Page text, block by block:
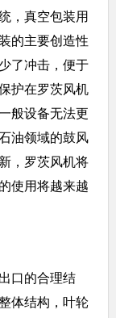
，真空包装用
的主要创造性
了冲击，便于
护在罗茨风机
般设备无法更
油领域的鼓风
，罗茨风机将
使用将越来越
口的合理结
体结构，叶轮